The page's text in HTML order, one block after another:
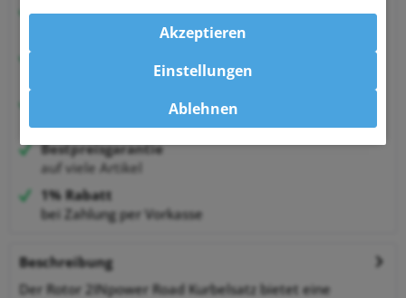
Beratung vom Experten
von Sportlern für Sportler
99,6% zufriedene Kunden bei Shopauskunft.de
30 Tage Money-Back-Garantie
Bestpreisgarantie
auf viele Artikel
1% Rabatt
bei Zahlung per Vorkasse
Beschreibung
Der Rotor 2INpower Road Kurbelsatz bietet eine
Ablehnen
Akzeptieren
Einstellungen